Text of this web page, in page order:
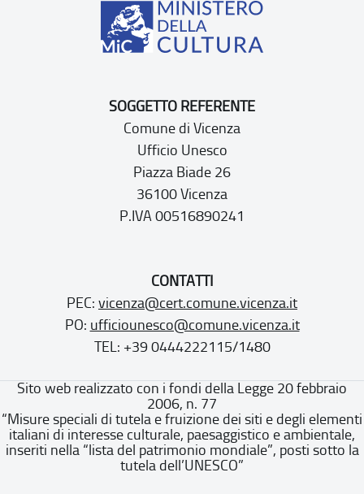
SOGGETTO REFERENTE
Comune di Vicenza
Ufficio Unesco
Piazza Biade 26
36100 Vicenza
P.IVA 00516890241
CONTATTI
PEC: vicenza@cert.comune.vicenza.it
PO: ufficiounesco@comune.vicenza.it
TEL: +39 0444222115/1480
Sito web realizzato con i fondi della Legge 20 febbraio
2006, n. 77
“Misure speciali di tutela e fruizione dei siti e degli elementi
italiani di interesse culturale, paesaggistico e ambientale,
inseriti nella “lista del patrimonio mondiale”, posti sotto la
tutela dell’UNESCO”